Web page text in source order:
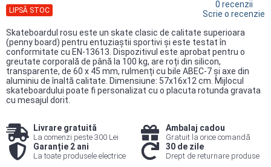
LIPSĂ STOC
0 recenzii
Scrie o recenzie
Skateboardul rosu este un skate clasic de calitate superioara
(penny board) pentru entuziaștii sportivi și este testat în
conformitate cu EN-13613. Dispozitivul este aprobat pentru o
greutate corporală de până la 100 kg, are roți din silicon,
transparente, de 60 x 45 mm, rulmenți cu bile ABEC-7 și axe din
aluminiu de înaltă calitate. Dimensiune: 57x16x12 cm. Mijlocul
skateboardului poate fi personalizat cu o placuta rotunda gravata
cu mesajul dorit.
Livrare gratuită
La comenzi peste 300 Lei
Ambalaj cadou
Gratuit la orice comandă
Garanție 2 ani
La toate produsele electrice
30 de zile
Drept de returnare produse